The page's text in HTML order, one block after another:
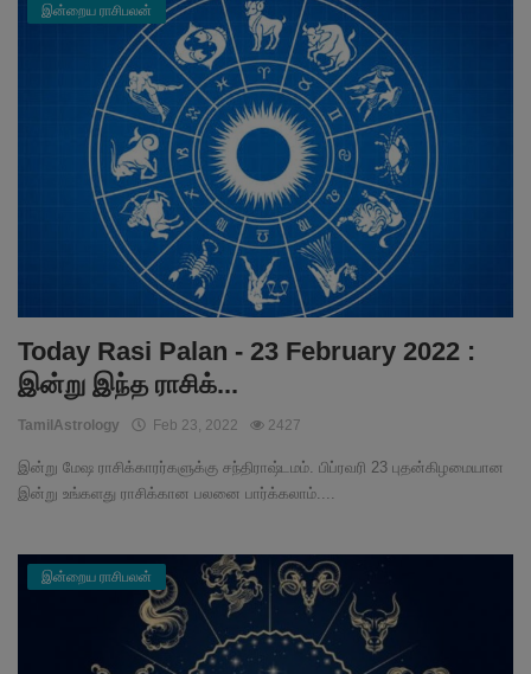
இன்றைய ராசிபலன்
Today Rasi Palan - 23 February 2022 :
இன்று இந்த ராசிக்...
TamilAstrology Feb 23, 2022 2427
இன்று மேஷ ராசிக்காரர்களுக்கு சந்திராஷ்டமம். பிப்ரவரி 23 புதன்கிழமையான
இன்று உங்களது ராசிக்கான பலனை பார்க்கலாம்....
இன்றைய ராசிபலன்